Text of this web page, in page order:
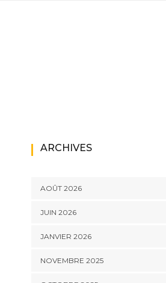
ARCHIVES
AOÛT 2026
JUIN 2026
JANVIER 2026
NOVEMBRE 2025